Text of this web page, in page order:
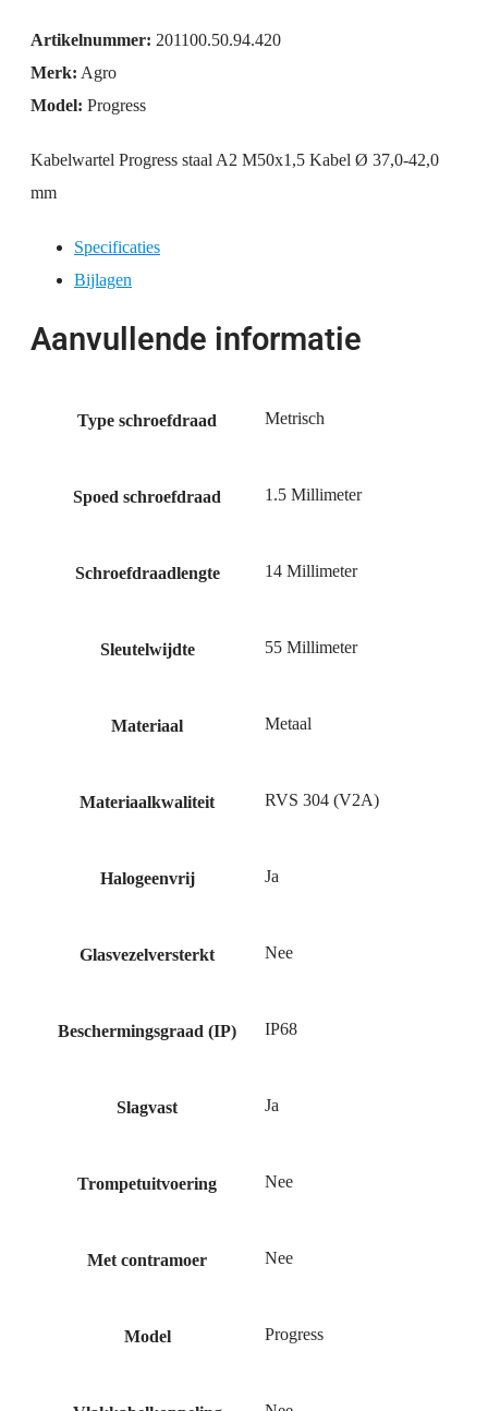
Artikelnummer: 201100.50.94.420
Merk: Agro
Model: Progress
Kabelwartel Progress staal A2 M50x1,5 Kabel Ø 37,0-42,0
mm
Specificaties
Bijlagen
Aanvullende informatie
Type schroefdraad Metrisch
Spoed schroefdraad 1.5 Millimeter
Schroefdraadlengte 14 Millimeter
Sleutelwijdte 55 Millimeter
Materiaal Metaal
Materiaalkwaliteit RVS 304 (V2A)
Halogeenvrij Ja
Glasvezelversterkt Nee
Beschermingsgraad (IP) IP68
Slagvast Ja
Trompetuitvoering Nee
Met contramoer Nee
Model Progress